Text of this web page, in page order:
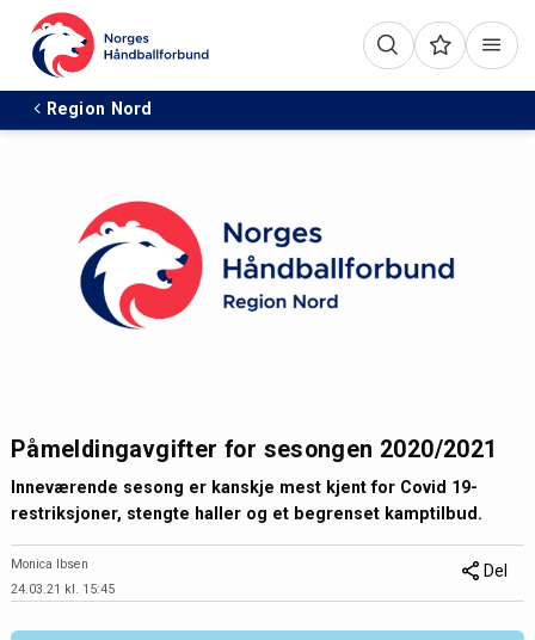
Region Nord
Påmeldingavgifter for sesongen 2020/2021
Inneværende sesong er kanskje mest kjent for Covid 19-
restriksjoner, stengte haller og et begrenset kamptilbud.
Monica Ibsen
24.03.21 kl. 15:45
Del